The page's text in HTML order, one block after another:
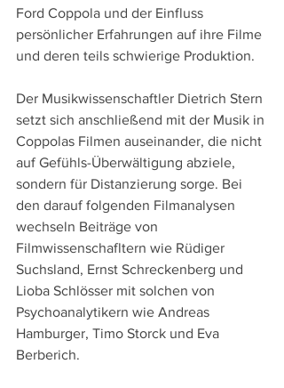
Ford Coppola und der Einfluss
persönlicher Erfahrungen auf ihre Filme
und deren teils schwierige Produktion.
Der Musikwissenschaftler Dietrich Stern
setzt sich anschließend mit der Musik in
Coppolas Filmen auseinander, die nicht
auf Gefühls-Überwältigung abziele,
sondern für Distanzierung sorge. Bei
den darauf folgenden Filmanalysen
wechseln Beiträge von
Filmwissenschafltern wie Rüdiger
Suchsland, Ernst Schreckenberg und
Lioba Schlösser mit solchen von
Psychoanalytikern wie Andreas
Hamburger, Timo Storck und Eva
Berberich.